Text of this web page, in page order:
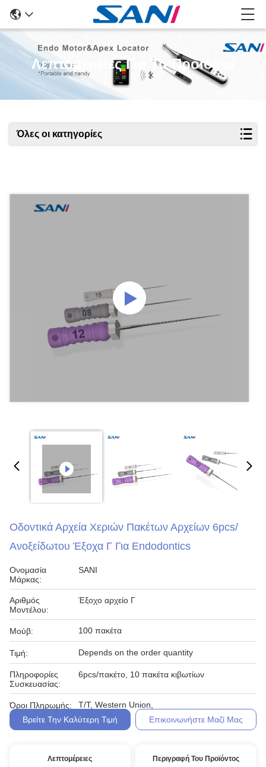
Λεπτομέρειες Για Τα Προϊόντα
Όλες οι κατηγορίες
Οδοντικά Αρχεία Χεριών Πακέτων Αρχείων 6pcs/
Ανοξείδωτου Έξοχα Γ Για Endodontics
Ονομασία
Μάρκας:
SANI
Αριθμός
Μοντέλου:
Έξοχο αρχείο Γ
Μούβ: 100 πακέτα
Τιμή: Depends on the order quantity
Πληροφορίες
Συσκευασίας:
6pcs/πακέτο, 10 πακέτα κιβωτίων
Όροι Πληρωμής:
T/T, Western Union,
Βρείτε Την Καλύτερη Τιμή
Επικοινωνήστε Μαζί Μας
Λεπτομέρειες Περιγραφή Του Προϊόντος